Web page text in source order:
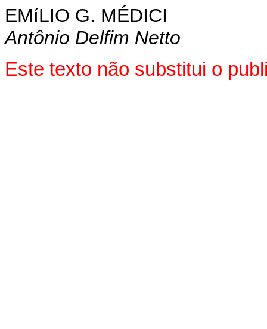
EMíLIO G. MÉDICI
Antônio Delfim Netto
Este texto não substitui o